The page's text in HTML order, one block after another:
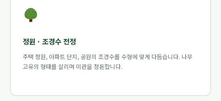
정원 · 조경수 전정
주택 정원, 아파트 단지, 공원의 조경수를 수형에 맞게 다듬습니다. 나무
고유의 형태를 살리며 미관을 정돈합니다.